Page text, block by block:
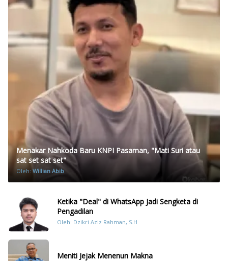
Menakar Nahkoda Baru KNPI Pasaman, "Mati Suri atau
sat set sat set"
Oleh:Willian Abib
Ketika "Deal" di WhatsApp Jadi Sengketa di
Pengadilan
Oleh: Dzikri Aziz Rahman, S.H
Meniti Jejak Menenun Makna